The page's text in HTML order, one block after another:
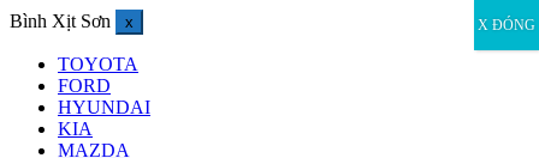
Bình Xịt Sơn x
TOYOTA
FORD
HYUNDAI
KIA
MAZDA
X ĐÓNG